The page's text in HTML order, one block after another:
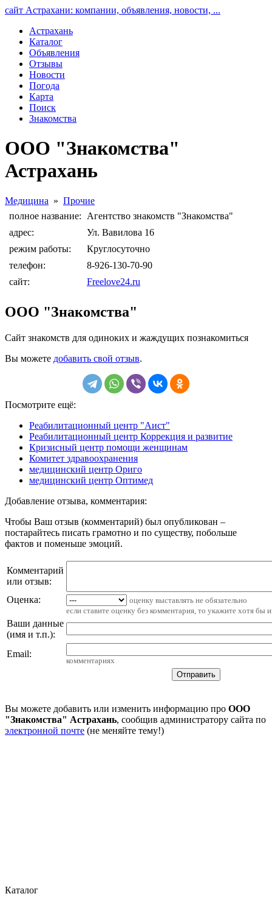
сайт Астрахани: компании, объявления, новости, ...
Астрахань
Каталог
Объявления
Отзывы
Новости
Погода
Карта
Поиск
Знакомства
ООО "Знакомства"
Астрахань
Медицина » Прочие
полное название:
Агентство знакомств "Знакомства"
адрес:
Ул. Вавилова 16
режим работы:
Круглосуточно
телефон:
8-926-130-70-90
сайт:
Freelove24.ru
ООО "Знакомства"
Сайт знакомств для одиноких и жаждущих познакомиться
Вы можете добавить свой отзыв.
Посмотрите ещё:
Реабилитационный центр "Аист"
Реабилитационный центр Коррекция и развитие
Кризисный центр помощи женщинам
Комитет здравоохранения
медицинский центр Ориго
медицинский центр Оптимед
Добавление отзыва, комментария:
Чтобы Ваш отзыв (комментарий) был опубликован –
постарайтесь писать грамотно и по существу, побольше
фактов и поменьше эмоций.
Комментарий
или отзыв:
Оценка:
оценку выставлять не обязательно
если ставите оценку без комментария, то укажите хотя бы
Ваши данные
(имя и т.п.):
Email:
комментариях
Вы можете добавить или изменить информацию про ООО
"Знакомства" Астрахань, сообщив администратору сайта по
электронной почте (не меняйте тему!)
Каталог